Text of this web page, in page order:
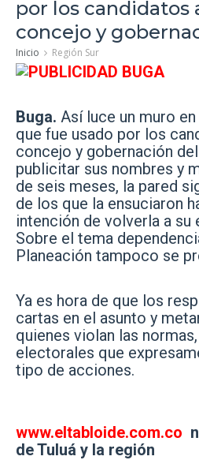
por los candidatos
concejo y
Inicio Región Sur
Buga. Así luce un muro
que fue usado por los
concejo y gobernación
publicitar sus nombres y
de seis meses, la pared
de los que la ensuciaron
intención de volverla a su
Sobre el tema
Planeación tampoco se
Ya es hora de que los
cartas en el asunto y
quienes violan las
electorales que
tipo de acciones.
www.eltabloide.com.co
de Tuluá y la región